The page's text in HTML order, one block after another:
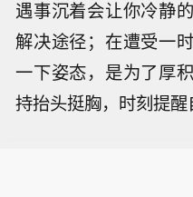
遇事沉着会让你冷静
解决途径；在遭受一
一下姿态，是为了厚
持抬头挺胸，时刻提醒